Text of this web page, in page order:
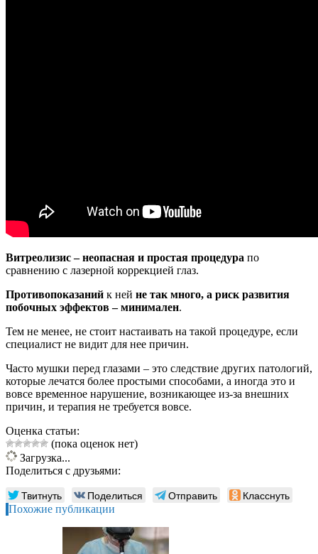
Витреолизис – неопасная и простая процедура по
сравнению с лазерной коррекцией глаз.
Противопоказаний к ней не так много, а риск развития
побочных эффектов – минимален.
Тем не менее, не стоит настаивать на такой процедуре, если
специалист не видит для нее причин.
Часто мушки перед глазами – это следствие других патологий,
которые лечатся более простыми способами, а иногда это и
вовсе временное нарушение, возникающее из-за внешних
причин, и терапия не требуется вовсе.
Оценка статьи:
(пока оценок нет)
Загрузка...
Поделиться с друзьями:
Твитнуть Поделиться Отправить Класснуть
Похожие публикации